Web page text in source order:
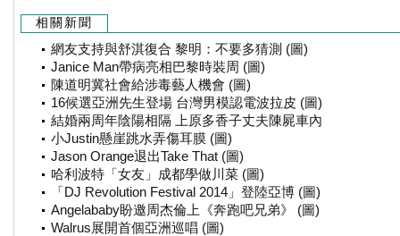
相關新聞
網友支持與舒淇復合 黎明：不要多猜測 (圖)
Janice Man帶病亮相巴黎時裝周 (圖)
陳道明冀社會給涉毒藝人機會 (圖)
16候選亞洲先生登場 台灣男模認電波拉皮 (圖)
結婚兩周年陰陽相隔 上原多香子丈夫陳屍車內
小Justin懸崖跳水弄傷耳膜 (圖)
Jason Orange退出Take That (圖)
哈利波特「女友」成都學做川菜 (圖)
「DJ Revolution Festival 2014」登陸亞博 (圖)
Angelababy盼邀周杰倫上《奔跑吧兄弟》 (圖)
Walrus展開首個亞洲巡唱 (圖)